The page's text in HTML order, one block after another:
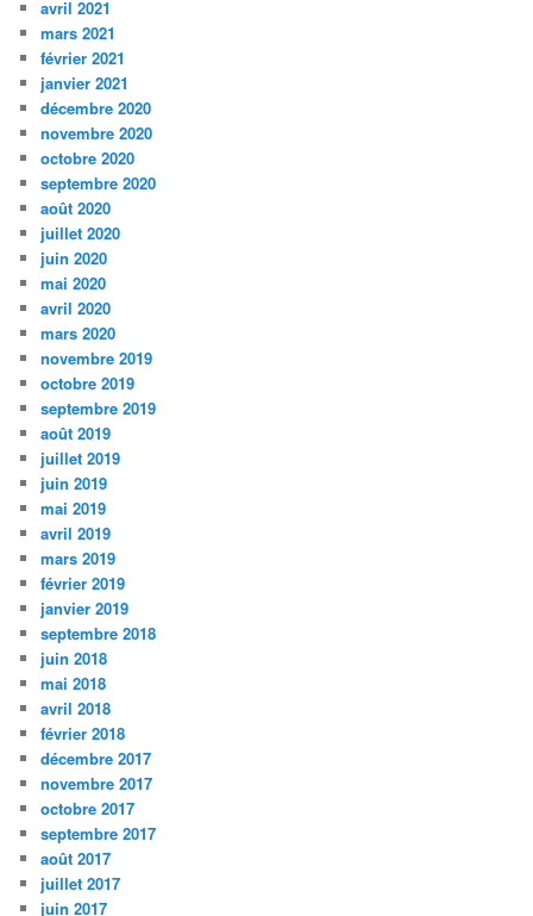
avril 2021
mars 2021
février 2021
janvier 2021
décembre 2020
novembre 2020
octobre 2020
septembre 2020
août 2020
juillet 2020
juin 2020
mai 2020
avril 2020
mars 2020
novembre 2019
octobre 2019
septembre 2019
août 2019
juillet 2019
juin 2019
mai 2019
avril 2019
mars 2019
février 2019
janvier 2019
septembre 2018
juin 2018
mai 2018
avril 2018
février 2018
décembre 2017
novembre 2017
octobre 2017
septembre 2017
août 2017
juillet 2017
juin 2017